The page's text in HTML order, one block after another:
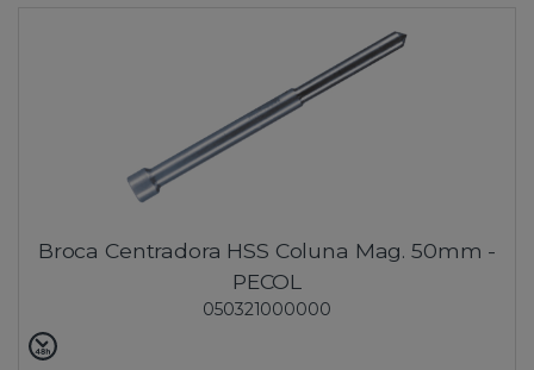
Broca Centradora HSS Coluna Mag. 50mm -
PECOL
050321000000